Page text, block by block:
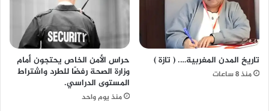
تاريخ المدن المغربية…. ( تازة )
منذ 8 ساعات
حراس الأمن الخاص يحتجون أمام
وزارة الصحة رفضًا للطرد واشتراط
المستوى الدراسي.
منذ يوم واحد